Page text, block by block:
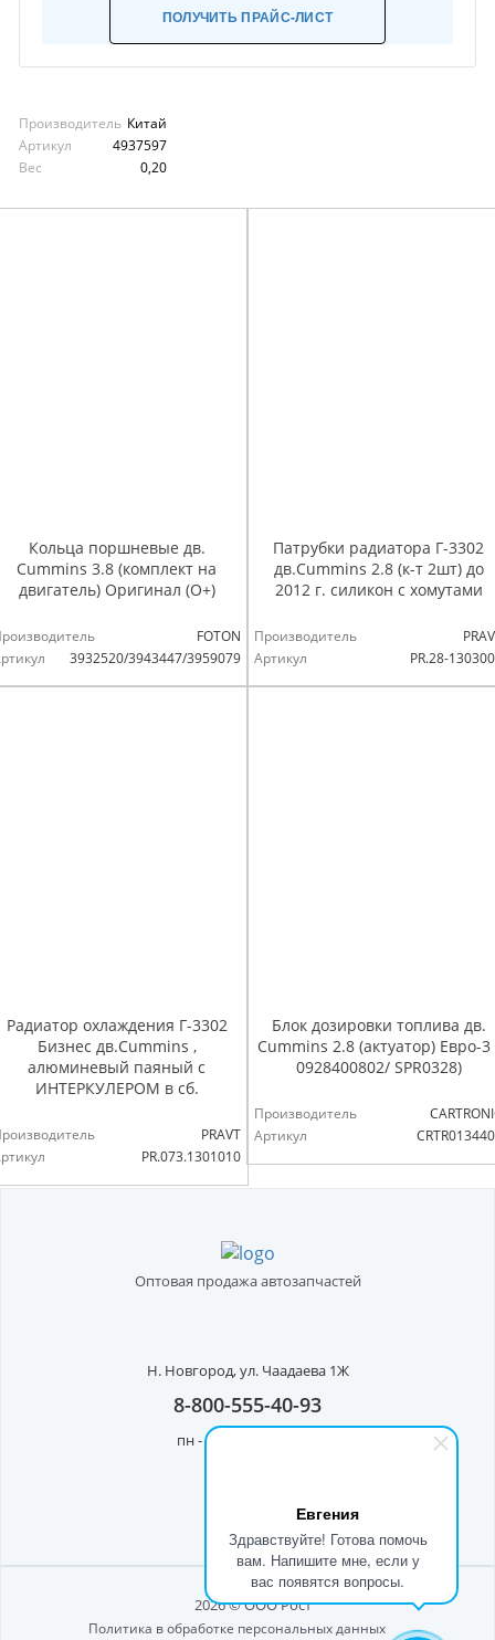
Евгения
Здравствуйте! Готова помочь
вам. Напишите мне, если у
вас появятся вопросы.
ПОЛУЧИТЬ ПРАЙС-ЛИСТ
Производитель Китай
Артикул
4937597
Вес
0,20
Кольца поршневые дв.
Cummins 3.8 (комплект на
двигатель) Оригинал (О+)
FOTON
3932520/3943447/3959079
Патрубки радиатора Г-3302
дв.Cummins 2.8 (к-т 2шт) до
2012 г. силикон с хомутами
Производитель
Артикул
PR.28-
Радиатор охлаждения Г-3302
Бизнес дв.Cummins ,
алюминевый паяный с
ИНТЕРКУЛЕРОМ в сб.
PRAVT
PR.073.1301010
Блок дозировки топлива дв.
Cummins 2.8 (актуатор) Евро-3
0928400802/ SPR0328)
Производитель
Артикул
Оптовая продажа автозапчастей
Н. Новгород,ул. Чаадаева 1Ж
8-800-555-40-93
пн - пт с 8:00 до 17:00
2026 © ООО Рост"
Политика в обработке персональных данных